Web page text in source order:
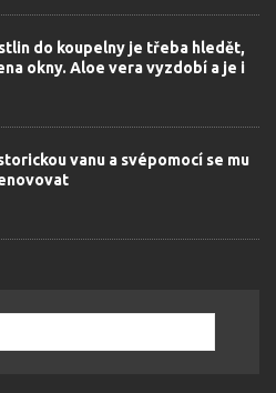
do koupelny je třeba hledět,
okny. Aloe vera vyzdobí a je i
vanu a svépomocí se mu